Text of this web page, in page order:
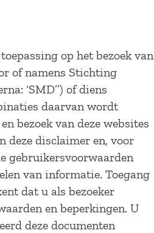
op het bezoek van
of namens Stichting
‘SMD’’) of diens
daarvan wordt
bezoek van deze websites
deze disclaimer en, voor
gebruikersvoorwaarden
van informatie. Toegang
dat u als bezoeker
en beperkingen. U
deze documenten